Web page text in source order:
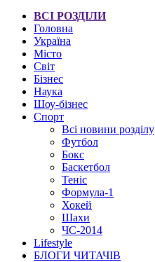
ВСІ РОЗДІЛИ
Головна
Україна
Місто
Світ
Бізнес
Наука
Шоу-бізнес
Спорт
Всі новини розділу
Футбол
Бокс
Баскетбол
Теніс
Формула-1
Хокей
Шахи
ЧС-2014
Lifestyle
БЛОГИ ЧИТАЧІВ